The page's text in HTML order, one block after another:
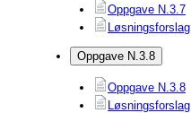
Oppgave N.3.7
Løsningsforslag
Oppgave N.3.8
Oppgave N.3.8
Løsningsforslag